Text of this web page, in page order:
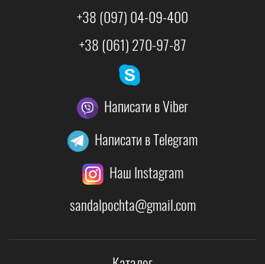
+38 (097) 04-09-400
+38 (061) 270-97-87
Написати в Viber
Написати в Telegram
Наш Instagram
sandalpochta@gmail.com